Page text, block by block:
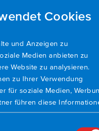
Cookies
und Anzeigen zu
Medien anbieten zu
Website zu analysieren.
zu Ihrer Verwendung
für soziale Medien,
führen diese
zusammen, die Sie ihnen
Rahmen Ihrer Nutzung
von RMS und anderen
mit
für